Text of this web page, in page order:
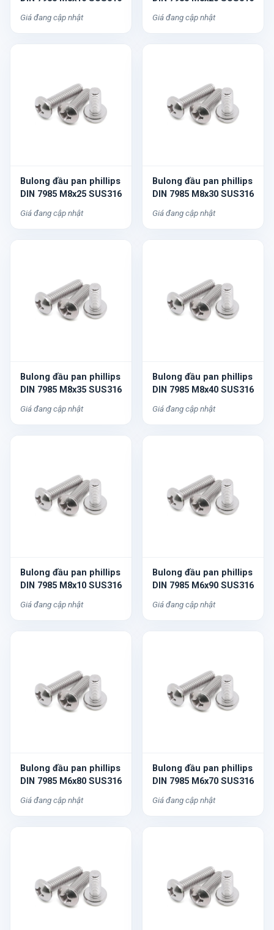
Giá đang cập nhật Giá đang cập nhật
Bulong đầu pan phillips
DIN 7985 M8x25 SUS316
Giá đang cập nhật
Bulong đầu pan phillips
DIN 7985 M8x30 SUS316
Giá đang cập nhật
Bulong đầu pan phillips
DIN 7985 M8x35 SUS316
Giá đang cập nhật
Bulong đầu pan phillips
DIN 7985 M8x40 SUS316
Giá đang cập nhật
Bulong đầu pan phillips
DIN 7985 M8x10 SUS316
Giá đang cập nhật
Bulong đầu pan phillips
DIN 7985 M6x90 SUS316
Giá đang cập nhật
Bulong đầu pan phillips
DIN 7985 M6x80 SUS316
Giá đang cập nhật
Bulong đầu pan phillips
DIN 7985 M6x70 SUS316
Giá đang cập nhật